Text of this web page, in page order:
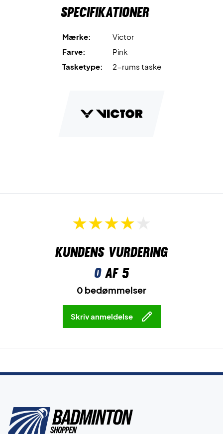
Specifikationer
Mærke:
Victor
Farve:
Pink
Tasketype:
2-rums taske
Kundens vurdering
0af 5
0 bedømmelser
Skriv anmeldelse